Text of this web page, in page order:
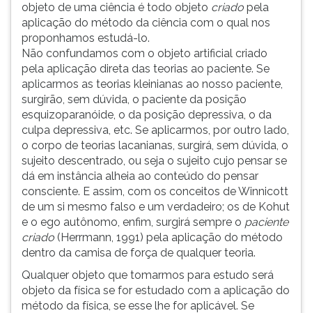
objeto de uma ciência é todo objeto criado pela
aplicação do método da ciência com o qual nos
proponhamos estudá-lo.
Não confundamos com o objeto artificial criado
pela aplicação direta das teorias ao paciente. Se
aplicarmos as teorias kleinianas ao nosso paciente,
surgirão, sem dúvida, o paciente da posição
esquizoparanóide, o da posição depressiva, o da
culpa depressiva, etc. Se aplicarmos, por outro lado,
o corpo de teorias lacanianas, surgirá, sem dúvida, o
sujeito descentrado, ou seja o sujeito cujo pensar se
dá em instância alheia ao conteúdo do pensar
consciente. E assim, com os conceitos de Winnicott
de um si mesmo falso e um verdadeiro; os de Kohut
e o ego autônomo, enfim, surgirá sempre o paciente
criado (Herrmann, 1991) pela aplicação do método
dentro da camisa de força de qualquer teoria.
Qualquer objeto que tomarmos para estudo será
objeto da física se for estudado com a aplicação do
método da física, se esse lhe for aplicável. Se